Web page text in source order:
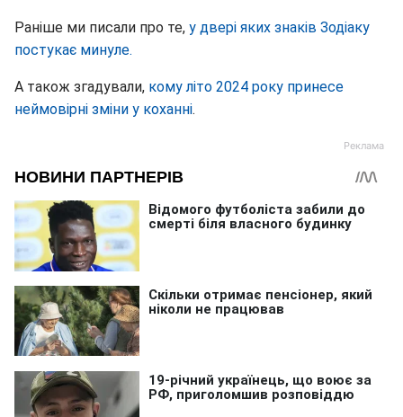
Раніше ми писали про те, у двері яких знаків Зодіаку
постукає минуле.
А також згадували, кому літо 2024 року принесе
неймовірні зміни у коханні.